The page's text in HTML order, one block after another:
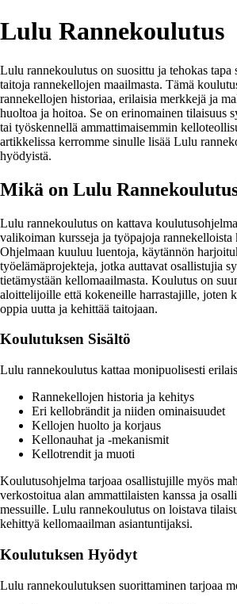
Lulu Rannekoulutus
Lulu rannekoulutus on suosittu ja tehokas tapa
taitoja rannekellojen maailmasta. Tämä
rannekellojen historiaa, erilaisia merkkejä ja
huoltoa ja hoitoa. Se on erinomainen tilaisuus
tai työskennellä ammattimaisemmin
artikkelissa kerromme sinulle lisää Lulu
hyödyistä.
Mikä on Lulu
Lulu rannekoulutus on kattava
valikoiman kursseja ja työpajoja rannekelloista
Ohjelmaan kuuluu luentoja, käytännön
työelämäprojekteja, jotka auttavat osallistujia
tietämystään kellomaailmasta. Koulutus on
aloittelijoille että kokeneille harrastajille, joten
oppia uutta ja kehittää taitojaan.
Koulutuksen Sisältö
Lulu rannekoulutus kattaa monipuolisesti
Rannekellojen historia ja kehitys
Eri kellobrändit ja niiden ominaisuudet
Kellojen huolto ja korjaus
Kellonauhat ja -mekanismit
Kellotrendit ja muoti
Koulutusohjelma tarjoaa osallistujille myös
verkostoitua alan ammattilaisten kanssa ja
messuille. Lulu rannekoulutus on loistava
kehittyä kellomaailman asiantuntijaksi.
Koulutuksen Hyödyt
Lulu rannekoulutuksen suorittaminen tarjoaa